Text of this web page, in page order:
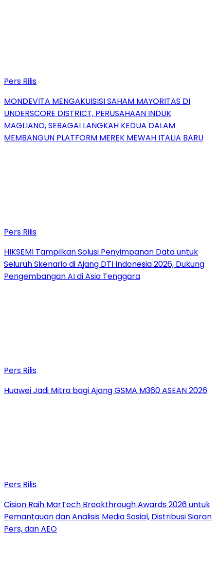
Pers Rilis
MONDEVITA MENGAKUISISI SAHAM MAYORITAS DI
UNDERSCORE DISTRICT, PERUSAHAAN INDUK
MAGLIANO, SEBAGAI LANGKAH KEDUA DALAM
MEMBANGUN PLATFORM MEREK MEWAH ITALIA BARU
Pers Rilis
HIKSEMI Tampilkan Solusi Penyimpanan Data untuk
Seluruh Skenario di Ajang DTI Indonesia 2026, Dukung
Pengembangan AI di Asia Tenggara
Pers Rilis
Huawei Jadi Mitra bagi Ajang GSMA M360 ASEAN 2026
Pers Rilis
Cision Raih MarTech Breakthrough Awards 2026 untuk
Pemantauan dan Analisis Media Sosial, Distribusi Siaran
Pers, dan AEO